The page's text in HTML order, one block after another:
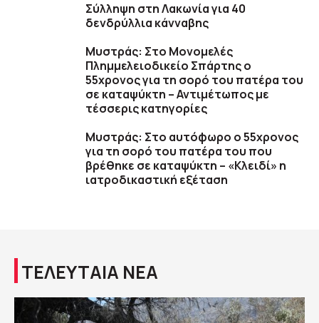
Σύλληψη στη Λακωνία για 40
δενδρύλλια κάνναβης
Μυστράς: Στο Μονομελές
Πλημμελειοδικείο Σπάρτης ο
55χρονος για τη σορό του πατέρα του
σε καταψύκτη – Αντιμέτωπος με
τέσσερις κατηγορίες
Μυστράς: Στο αυτόφωρο ο 55χρονος
για τη σορό του πατέρα του που
βρέθηκε σε καταψύκτη – «Κλειδί» η
ιατροδικαστική εξέταση
ΤΕΛΕΥΤΑΙΑ ΝΕΑ